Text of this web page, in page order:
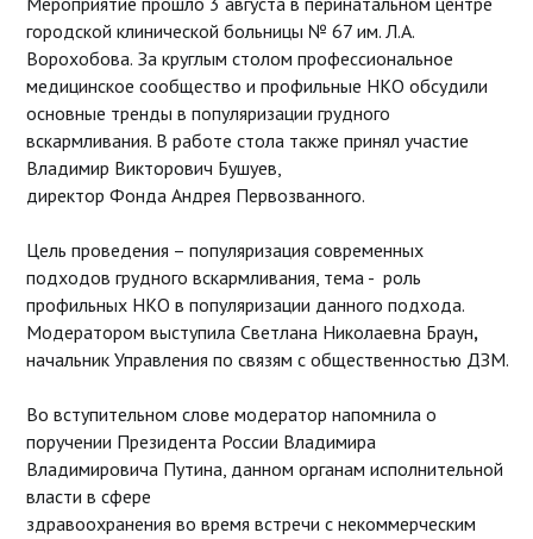
городской клинической больницы № 67 им. Л.А.
Ворохобова. За круглым столом профессиональное
медицинское сообщество и профильные НКО обсудили
основные тренды в популяризации грудного
вскармливания. В работе стола также принял участие
Владимир Викторович Бушуев,
директор Фонда Андрея Первозванного.
Цель проведения – популяризация современных
подходов грудного вскармливания, тема - роль
профильных НКО в популяризации данного подхода.
Модератором выступила Светлана Николаевна Браун,
начальник Управления по связям с общественностью ДЗМ.
Во вступительном слове модератор напомнила о
поручении Президента России Владимира
Владимировича Путина, данном органам исполнительной
власти в сфере
здравоохранения во время встречи с некоммерческим